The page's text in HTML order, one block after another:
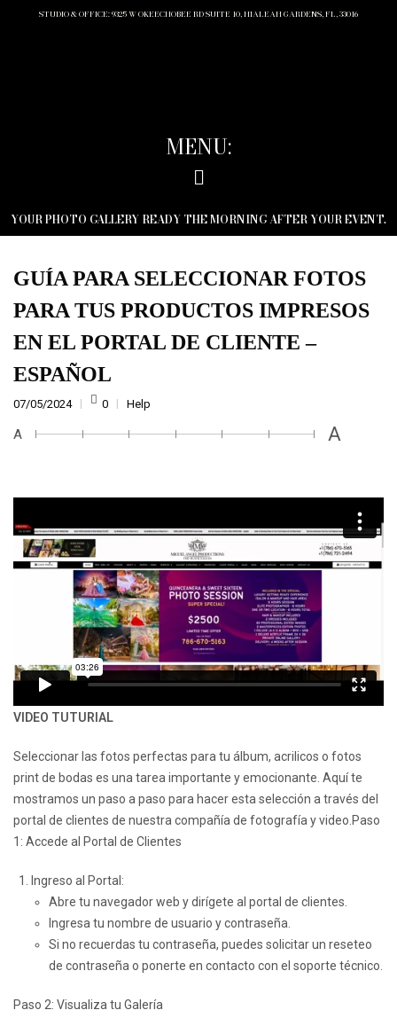
STUDIO & OFFICE: 9325 W OKEECHOBEE RD SUITE 10, HIALEAH GARDENS, FL, 33016
MENU:
YOUR PHOTO GALLERY READY THE MORNING AFTER YOUR EVENT.
GUÍA PARA SELECCIONAR FOTOS
PARA TUS PRODUCTOS IMPRESOS
EN EL PORTAL DE CLIENTE –
ESPAÑOL
07/05/2024 0 Help
A A
VIDEO TUTURIAL
Seleccionar las fotos perfectas para tu álbum, acrilicos o fotos
print de bodas es una tarea importante y emocionante. Aquí te
mostramos un paso a paso para hacer esta selección a través del
portal de clientes de nuestra compañía de fotografía y video.Paso
1: Accede al Portal de Clientes
Ingreso al Portal:
Abre tu navegador web y dirígete al portal de clientes.
Ingresa tu nombre de usuario y contraseña.
Si no recuerdas tu contraseña, puedes solicitar un reseteo
de contraseña o ponerte en contacto con el soporte técnico.
Paso 2: Visualiza tu Galería